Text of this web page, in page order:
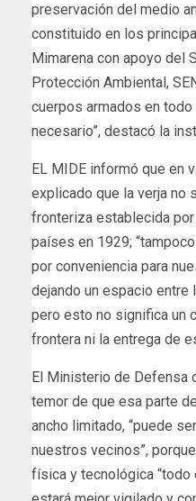
preservación del medio
constituido en los
Mimarena con apoyo del
Protección Ambiental,
cuerpos armados en
necesario”, destacó la
EL MIDE informó que en
explicado que la verja no
fronteriza establecida
países en 1929;
por conveniencia para
dejando un espacio entre
pero esto no significa un
frontera ni la entrega de
El Ministerio de Defensa
temor de que esa parte
ancho limitado, “puede
nuestros vecinos”,
física y tecnológica